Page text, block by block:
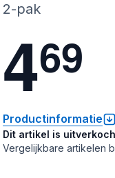
2-pak
469
Productinformatie
Dit artikel is
Vergelijkbare artikelen